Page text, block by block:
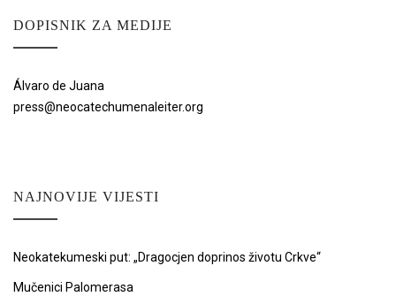
DOPISNIK ZA MEDIJE
Álvaro de Juana
press@neocatechumenaleiter.org
NAJNOVIJE VIJESTI
Neokatekumeski put: „Dragocjen doprinos životu Crkve“
Mučenici Palomerasa